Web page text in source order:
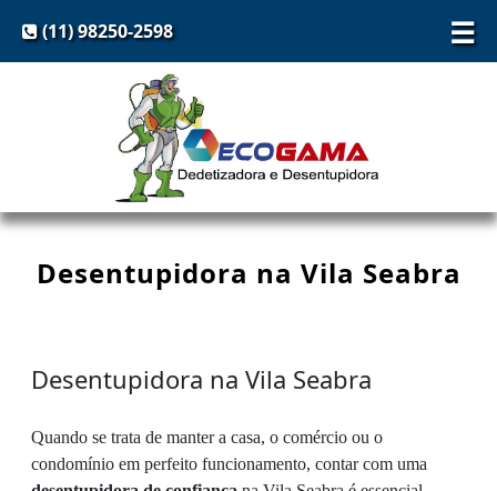
☰
(11) 98250-2598
Desentupidora na Vila Seabra
Desentupidora na Vila Seabra
Quando se trata de manter a casa, o comércio ou o
condomínio em perfeito funcionamento, contar com uma